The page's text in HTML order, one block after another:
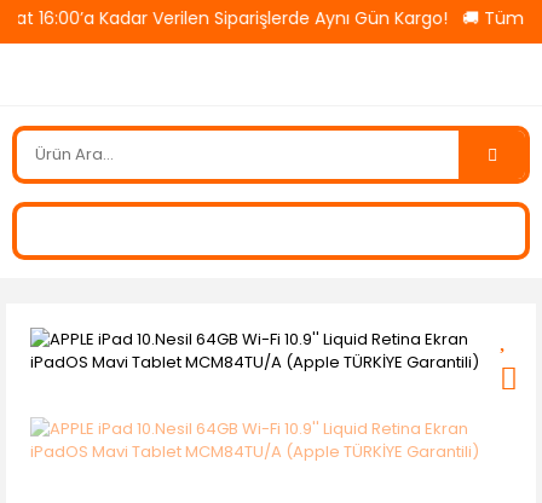
Verilen Siparişlerde Aynı Gün Kargo! 🚚 Tüm Ürünlerde